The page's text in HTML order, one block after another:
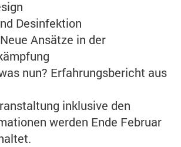
Desinfektion
Ansätze in der
nun? Erfahrungsbericht aus
inklusive den
werden Ende Februar